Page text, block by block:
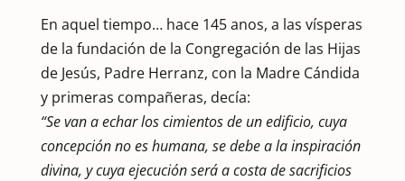
En aquel tiempo… hace 145 anos, a las vísperas
de la fundación de la Congregación de las Hijas
de Jesús, Padre Herranz, con la Madre Cándida
y primeras compañeras, decía:
“Se van a echar los cimientos de un edificio, cuya
concepción no es humana, se debe a la inspiración
divina, y cuya ejecución será a costa de sacrificios